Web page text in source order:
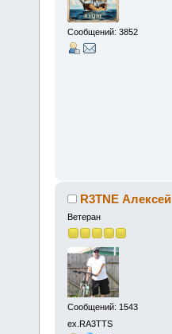
Сообщений: 3852
R3TNE Алексей
Ветеран
Сообщений: 1543
ex.RA3TTS